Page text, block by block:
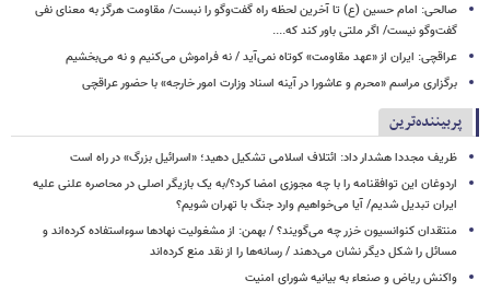
صالحی: امام حسین (ع) تا آخرین لحظه راه گفت‌وگو را نبست/ مقاومت هرگز به معنای نفی
گفت‌وگو نیست/ اگر ملتی باور کند که....
عراقچی: ایران از «عهد مقاومت» کوتاه نمی‌آید / نه فراموش می‌کنیم و نه می‌بخشیم
برگزاری مراسم «محرم و عاشورا در آینه اسناد وزارت امور خارجه» با حضور عراقچی
پربیننده‌ترین
ظریف مجددا هشدار داد: ائتلاف اسلامی تشکیل دهید؛ «اسرائیل بزرگ» در راه است
اردوغان این توافقنامه را با چه مجوزی امضا کرد؟/به یک بازیگر اصلی در محاصره علنی علیه
ایران تبدیل شدیم/ آیا می‌خواهیم وارد جنگ با تهران شویم؟
منتقدان کنوانسیون خزر چه می‌گویند؟ / بهمن: از مشغولیت نهادها سوءاستفاده کرده‌اند و
مسائل را شکل دیگر نشان می‌دهند / رسانه‌ها را از نقد منع کرده‌اند
واکنش ریاض و صنعاء به بیانیه شورای امنیت